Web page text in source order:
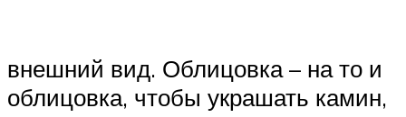
внешний вид. Облицовка – на то и
облицовка, чтобы украшать камин,